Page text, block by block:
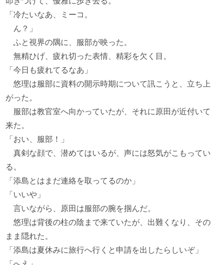
「冷たいなあ、ミーコ。
ん？」
ふと視界の隅に、服部が映った。
無精ひげ、疲れ切った表情、精彩を欠く目。
「今日も疲れてるなあ」
悠理は服部に資料の開示時期について訊こうと、立ち上
がった。
服部は教官室へ向かっていたが、それに原田が近付いて
来た。
「おい、服部！」
真剣な顔で、潜めてはいるが、声には怒気がこもってい
る。
「添島とはまだ連絡を取ってるのか」
「いいや」
言いながら、原田は服部の腕を掴んだ。
悠理は背後の柱の陰まで来ていたが、出難くなり、その
まま隠れた。
「添島は夏休みに旅行へ行くと申請を出したらしいぞ」